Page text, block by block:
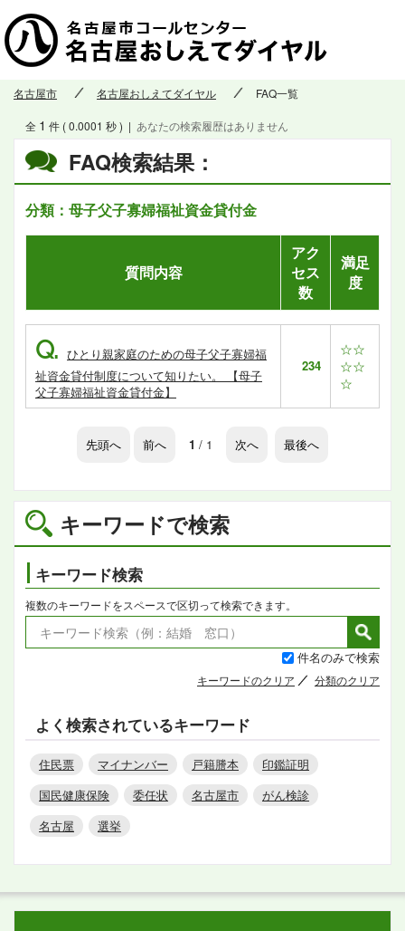
名古屋市 名古屋おしえてダイヤル FAQ一覧
キーワードで検索
キーワード検索
複数のキーワードをスペースで区切って検索できます。
件名のみで検索
キーワードのクリア 分類のクリア
よく検索されているキーワード
住民票 マイナンバー 戸籍謄本
印鑑証明
国民健康保険
委任状 名古屋市
がん検診
名古屋
選挙
FAQ検索結果：
分類：母子父子寡婦福祉資金貸付金
全 1 件 ( 0.0001 秒 ) | あなたの検索履歴はありません
質問内容
アク
セス
数
満足
度
Q. ひとり親家庭のための母子父子寡婦福
祉資金貸付制度について知りたい。 【母子
父子寡婦福祉資金貸付金】
234
☆☆
☆☆
☆
先頭へ 前へ 1 / 1 次へ 最後へ